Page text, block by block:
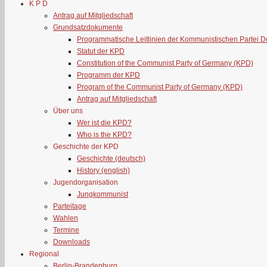
K P D
Antrag auf Mitgliedschaft
Grundsatzdokumente
Programmatische Leitlinien der Kommunistischen Partei
Statut der KPD
Constitution of the Communist Party of Germany (KPD)
Programm der KPD
Program of the Communist Party of Germany (KPD)
Antrag auf Mitgliedschaft
Über uns
Wer ist die KPD?
Who is the KPD?
Geschichte der KPD
Geschichte (deutsch)
History (english)
Jugendorganisation
Jungkommunist
Parteitage
Wahlen
Termine
Downloads
Regional